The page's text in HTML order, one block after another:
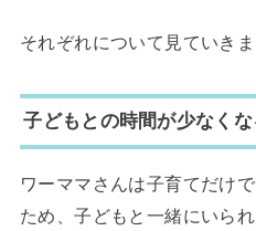
それぞれについて見ていきま
子どもとの時間が少なくな
ワーママさんは子育てだけ
ため、子どもと一緒にいら